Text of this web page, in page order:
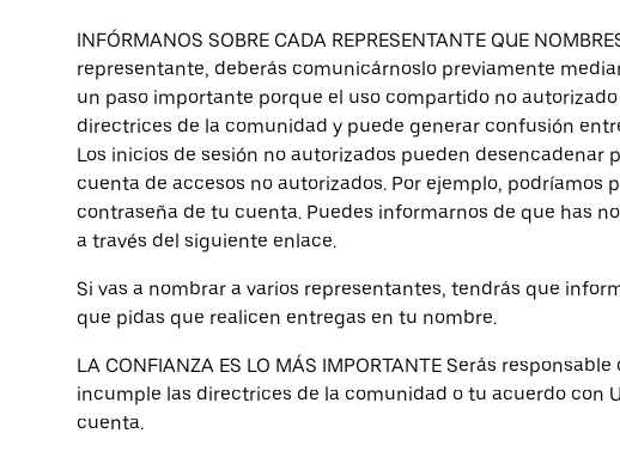
INFÓRMANOS SOBRE CADA REPRESENTANTE QUE
representante, deberás comunicárnoslo previamente
un paso importante porque el uso compartido no
directrices de la comunidad y puede generar confusión
Los inicios de sesión no autorizados pueden desencadenar
cuenta de accesos no autorizados. Por ejemplo, podríamos
contraseña de tu cuenta. Puedes informarnos de que has
a través del siguiente enlace.
Si vas a nombrar a varios representantes, tendrás que
que pidas que realicen entregas en tu nombre.
LA CONFIANZA ES LO MÁS IMPORTANTE Serás
incumple las directrices de la comunidad o tu acuerdo con
cuenta.